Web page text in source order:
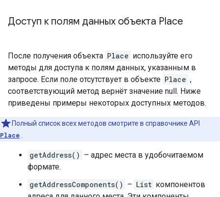
Доступ к полям данных объекта Place
После получения объекта Place используйте его
методы для доступа к полям данных, указанным в
запросе. Если поле отсутствует в объекте Place ,
соответствующий метод вернёт значение null. Ниже
приведены примеры некоторых доступных методов.
Полный список всех методов смотрите в справочнике API
Place
getAddress() – адрес места в удобочитаемом
формате.
getAddressComponents() – List компонентов